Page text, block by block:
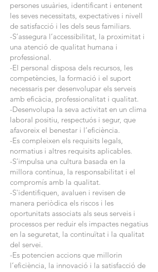
persones usuàries, identificant i entenent
les seves necessitats, expectatives i nivell
de satisfacció i les dels seus familiars.
-S’assegura l’accessibilitat, la proximitat i
una atenció de qualitat humana i
professional.
-El personal disposa dels recursos, les
competències, la formació i el suport
necessaris per desenvolupar els serveis
amb eficàcia, professionalitat i qualitat.
-Desenvolupa la seva activitat en un clima
laboral positiu, respectuós i segur, que
afavoreix el benestar i l’eficiència.
-Es compleixen els requisits legals,
normatius i altres requisits aplicables.
-S’impulsa una cultura basada en la
millora contínua, la responsabilitat i el
compromís amb la qualitat.
-S'identifiquen, avaluen i revisen de
manera periòdica els riscos i les
oportunitats associats als seus serveis i
processos per reduir els impactes negatius
en la seguretat, la continuïtat i la qualitat
del servei.
-Es potencien accions que millorin
l’eficiència, la innovació i la satisfacció de